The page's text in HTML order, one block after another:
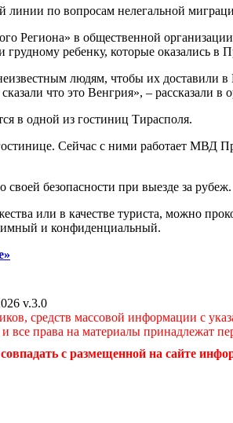
линии по вопросам нелегальной
Региона» в общественной
ребенку, которые оказались в
людям, чтобы их доставили
что это Венгрия», – рассказали в
в одной из гостиниц Тирасполя.
Сейчас с ними работает
безопасности при выезде за рубеж.
или в качестве туриста, можно
и конфиденциальный.
v.3.0
средств массовой информации с
права на материалы принадлежат
с размещенной на сайте